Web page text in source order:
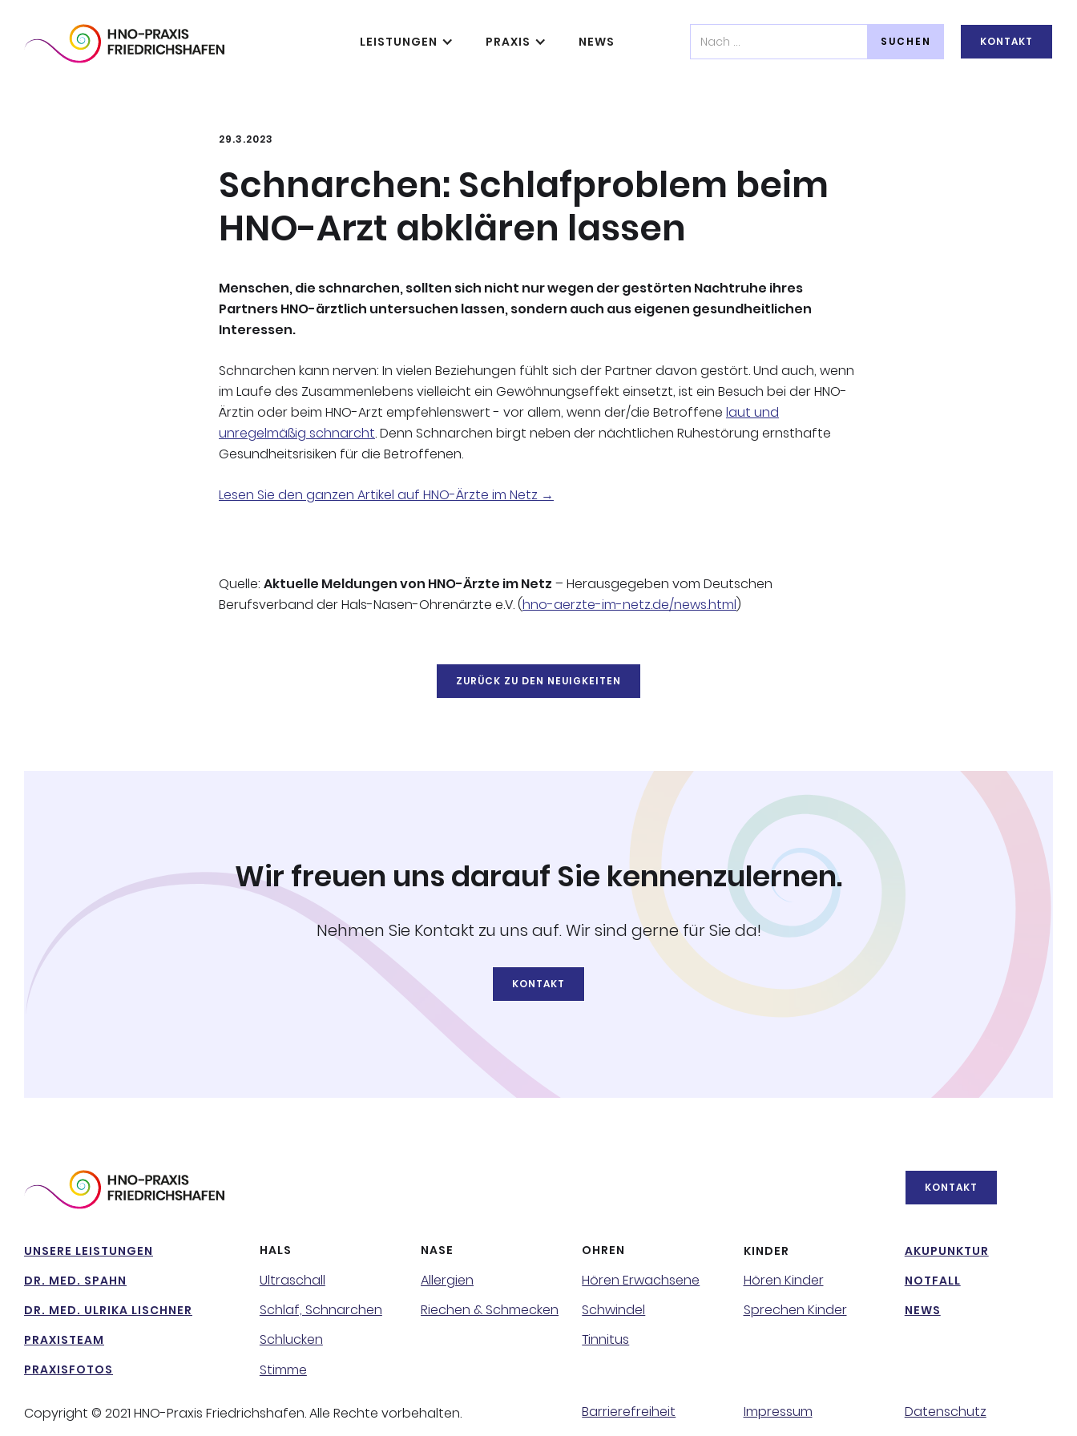
LEISTUNGEN PRAXIS NEWS KONTAKT
29.3.2023
Schnarchen: Schlafproblem beim
HNO-Arzt abklären lassen
Menschen, die schnarchen, sollten sich nicht nur wegen der gestörten Nachtruhe ihres
Partners HNO-ärztlich untersuchen lassen, sondern auch aus eigenen gesundheitlichen
Interessen.
Schnarchen kann nerven: In vielen Beziehungen fühlt sich der Partner davon gestört. Und auch, wenn
im Laufe des Zusammenlebens vielleicht ein Gewöhnungseffekt einsetzt, ist ein Besuch bei der HNO-
Ärztin oder beim HNO-Arzt empfehlenswert - vor allem, wenn der/die Betroffene laut und
unregelmäßig schnarcht. Denn Schnarchen birgt neben der nächtlichen Ruhestörung ernsthafte
Gesundheitsrisiken für die Betroffenen.
Lesen Sie den ganzen Artikel auf HNO-Ärzte im Netz →
Quelle: Aktuelle Meldungen von HNO-Ärzte im Netz – Herausgegeben vom Deutschen
Berufsverband der Hals-Nasen-Ohrenärzte e.V. (hno-aerzte-im-netz.de/news.html)
ZURÜCK ZU DEN NEUIGKEITEN
Wir freuen uns darauf Sie kennenzulernen.
Nehmen Sie Kontakt zu uns auf. Wir sind gerne für Sie da!
KONTAKT
KONTAKT
UNSERE LEISTUNGEN
DR. MED. SPAHN
DR. MED. ULRIKA LISCHNER
PRAXISTEAM
PRAXISFOTOS
HALS
Ultraschall
Schlaf, Schnarchen
Schlucken
Stimme
NASE
Allergien
Riechen & Schmecken
OHREN
Hören Erwachsene
Schwindel
Tinnitus
KINDER
Hören Kinder
Sprechen Kinder
AKUPUNKTUR
NOTFALL
NEWS
Copyright © 2021 HNO-Praxis Friedrichshafen. Alle Rechte vorbehalten. Impressum Datenschutz
Barrierefreiheit